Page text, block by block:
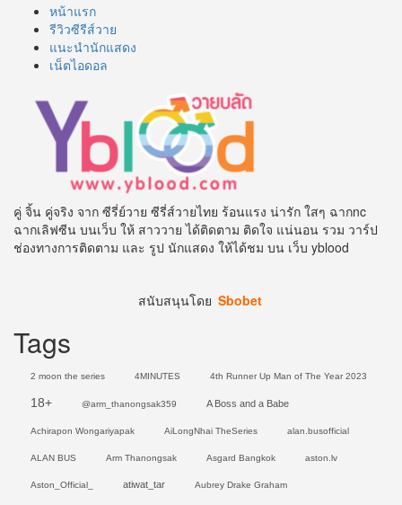
หน้าแรก
รีวิวซีรีส์วาย
แนะนำนักแสดง
เน็ตไอดอล
คู่ จิ้น คู่จริง จาก ซีรี่ย์วาย ซีรี่ส์วายไทย ร้อนแรง น่ารัก ใสๆ ฉากnc
ฉากเลิฟซีน บนเว็บ ให้ สาววาย ได้ติดตาม ติดใจ แน่นอน รวม วาร์ป
ช่องทางการติดตาม และ รูป นักแสดง ให้ได้ชม บน เว็บ yblood
สนับสนุนโดย Sbobet
Tags
2 moon the series 4MINUTES 4th Runner Up Man of The Year 2023
18+ @arm_thanongsak359 A Boss and a Babe
Achirapon Wongariyapak AiLongNhai TheSeries alan.busofficial
ALAN BUS Arm Thanongsak Asgard Bangkok aston.lv
Aston_Official_ atiwat_tar Aubrey Drake Graham